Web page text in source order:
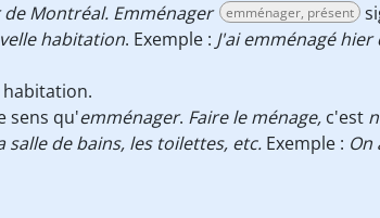
Montréal. Emménager emménager, présent
habitation. Exemple : J'ai emménagé
sens qu'emménager. Faire le ménage, c'est
de bains, les toilettes, etc. Exemple : On